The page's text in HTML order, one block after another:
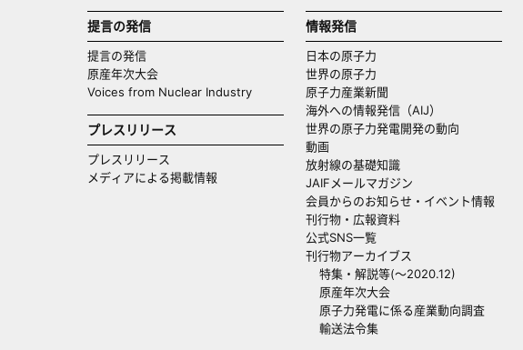
提言の発信
提言の発信
原産年次大会
Voices from Nuclear Industry
プレスリリース
プレスリリース
メディアによる掲載情報
情報発信
日本の原子力
世界の原子力
原子力産業新聞
海外への情報発信（AIJ）
世界の原子力発電開発の動向
動画
放射線の基礎知識
JAIFメールマガジン
会員からのお知らせ・イベント情報
刊行物・広報資料
公式SNS一覧
刊行物アーカイブス
特集・解説等(～2020.12)
原産年次大会
原子力発電に係る産業動向調査
輸送法令集